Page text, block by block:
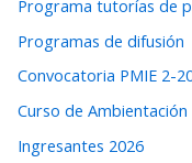
Programa tutorías de
Programas de difusión
Convocatoria PMIE 2-
Curso de Ambientación
Ingresantes 2026